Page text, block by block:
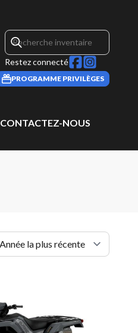
Restez connecté
PROGRAMME PRIVILÈGES
CONTACTEZ-NOUS